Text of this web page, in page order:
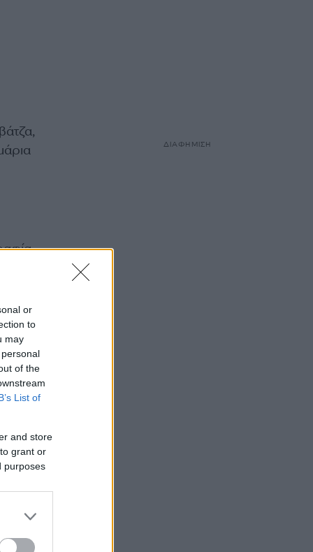
or
to
may
of the
List of
and store
grant or
purposes
ΔΙΑΦΗΜΙΣΗ